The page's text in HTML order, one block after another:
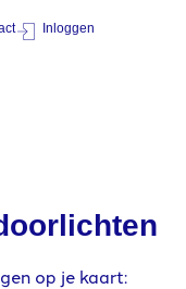
Inloggen
op je kaart: